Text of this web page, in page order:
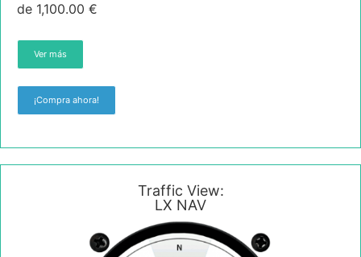
de 1,100.00 €
Ver más
¡Compra ahora!
Traffic View:
LX NAV